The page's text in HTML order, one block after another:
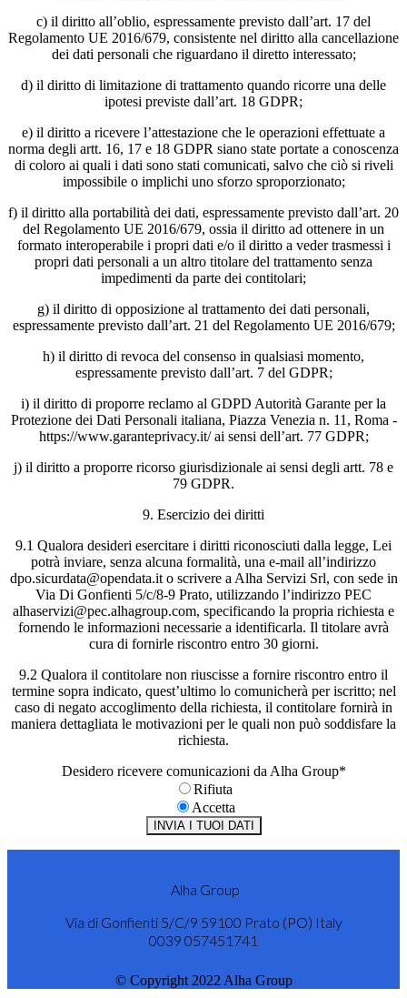
c) il diritto all’oblio, espressamente previsto dall’art. 17 del
Regolamento UE 2016/679, consistente nel diritto alla cancellazione
dei dati personali che riguardano il diretto interessato;
d) il diritto di limitazione di trattamento quando ricorre una delle
ipotesi previste dall’art. 18 GDPR;
e) il diritto a ricevere l’attestazione che le operazioni effettuate a
norma degli artt. 16, 17 e 18 GDPR siano state portate a conoscenza
di coloro ai quali i dati sono stati comunicati, salvo che ciò si riveli
impossibile o implichi uno sforzo sproporzionato;
f) il diritto alla portabilità dei dati, espressamente previsto dall’art. 20
del Regolamento UE 2016/679, ossia il diritto ad ottenere in un
formato interoperabile i propri dati e/o il diritto a veder trasmessi i
propri dati personali a un altro titolare del trattamento senza
impedimenti da parte dei contitolari;
g) il diritto di opposizione al trattamento dei dati personali,
espressamente previsto dall’art. 21 del Regolamento UE 2016/679;
h) il diritto di revoca del consenso in qualsiasi momento,
espressamente previsto dall’art. 7 del GDPR;
i) il diritto di proporre reclamo al GDPD Autorità Garante per la
Protezione dei Dati Personali italiana, Piazza Venezia n. 11, Roma -
https://www.garanteprivacy.it/ ai sensi dell’art. 77 GDPR;
j) il diritto a proporre ricorso giurisdizionale ai sensi degli artt. 78 e
79 GDPR.
9. Esercizio dei diritti
9.1 Qualora desideri esercitare i diritti riconosciuti dalla legge, Lei
potrà inviare, senza alcuna formalità, una e-mail all’indirizzo
dpo.sicurdata@opendata.it o scrivere a Alha Servizi Srl, con sede in
Via Di Gonfienti 5/c/8-9 Prato, utilizzando l’indirizzo PEC
alhaservizi@pec.alhagroup.com, specificando la propria richiesta e
fornendo le informazioni necessarie a identificarla. Il titolare avrà
cura di fornirle riscontro entro 30 giorni.
9.2 Qualora il contitolare non riuscisse a fornire riscontro entro il
termine sopra indicato, quest’ultimo lo comunicherà per iscritto; nel
caso di negato accoglimento della richiesta, il contitolare fornirà in
maniera dettagliata le motivazioni per le quali non può soddisfare la
richiesta.
Desidero ricevere comunicazioni da Alha Group*
Rifiuta
Accetta
INVIA I TUOI DATI
Alha Group
Via di Gonfienti 5/C/9 59100 Prato (PO) Italy
0039 057451741
© Copyright 2022 Alha Group